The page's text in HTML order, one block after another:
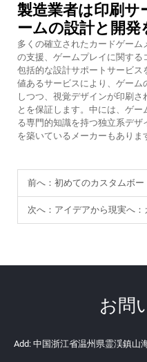
製造業者は印刷
ームの設計と開
多くの確立されたカードゲー
の支援、ゲームプレイに関す
包括的な設計サポートサービ
値あるサービスにより、ゲー
しつつ、視覚デザインが印刷
とを保証します。中には、ゲ
る専門的知識を持つ独立系デ
を築いているメーカーもありま
前へ： 初めてのカスタムボードゲ
次へ： アイデアから現実へ
お問
Add: 中国浙江省温州県霊渓鎮山